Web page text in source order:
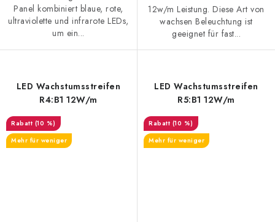
Panel kombiniert blaue, rote,
ultraviolette und infrarote LEDs,
um ein...
12w/m Leistung. Diese Art von
wachsen Beleuchtung ist
geeignet für fast...
LED Wachstumsstreifen
R4:B1 12W/m
(10 %)
Mehr für weniger
LED Wachstumsstreifen
R5:B1 12W/m
(10 %)
Mehr für weniger